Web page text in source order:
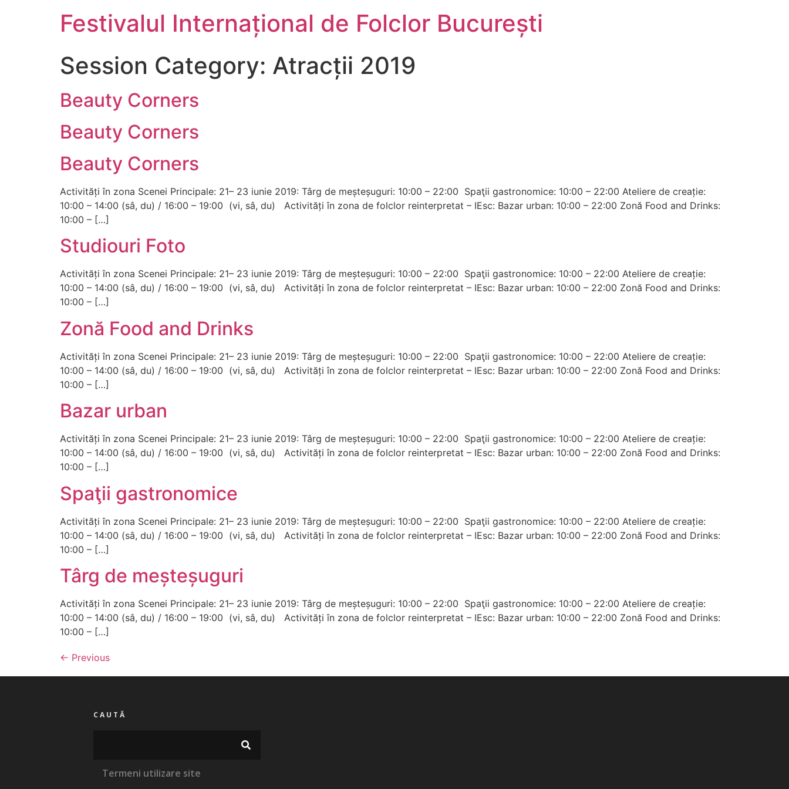
Festivalul Internațional de Folclor București
Session Category: Atracții 2019
Beauty Corners
Beauty Corners
Beauty Corners
Activități în zona Scenei Principale: 21– 23 iunie 2019: Târg de meșteșuguri: 10:00 – 22:00 Spaţii gastronomice: 10:00 – 22:00 Ateliere de creație:
10:00 – 14:00 (sâ, du) / 16:00 – 19:00 (vi, sâ, du) Activități în zona de folclor reinterpretat – IEsc: Bazar urban: 10:00 – 22:00 Zonă Food and Drinks:
10:00 – […]
Studiouri Foto
Activități în zona Scenei Principale: 21– 23 iunie 2019: Târg de meșteșuguri: 10:00 – 22:00 Spaţii gastronomice: 10:00 – 22:00 Ateliere de creație:
10:00 – 14:00 (sâ, du) / 16:00 – 19:00 (vi, sâ, du) Activități în zona de folclor reinterpretat – IEsc: Bazar urban: 10:00 – 22:00 Zonă Food and Drinks:
10:00 – […]
Zonă Food and Drinks
Activități în zona Scenei Principale: 21– 23 iunie 2019: Târg de meșteșuguri: 10:00 – 22:00 Spaţii gastronomice: 10:00 – 22:00 Ateliere de creație:
10:00 – 14:00 (sâ, du) / 16:00 – 19:00 (vi, sâ, du) Activități în zona de folclor reinterpretat – IEsc: Bazar urban: 10:00 – 22:00 Zonă Food and Drinks:
10:00 – […]
Bazar urban
Activități în zona Scenei Principale: 21– 23 iunie 2019: Târg de meșteșuguri: 10:00 – 22:00 Spaţii gastronomice: 10:00 – 22:00 Ateliere de creație:
10:00 – 14:00 (sâ, du) / 16:00 – 19:00 (vi, sâ, du) Activități în zona de folclor reinterpretat – IEsc: Bazar urban: 10:00 – 22:00 Zonă Food and Drinks:
10:00 – […]
Spaţii gastronomice
Activități în zona Scenei Principale: 21– 23 iunie 2019: Târg de meșteșuguri: 10:00 – 22:00 Spaţii gastronomice: 10:00 – 22:00 Ateliere de creație:
10:00 – 14:00 (sâ, du) / 16:00 – 19:00 (vi, sâ, du) Activități în zona de folclor reinterpretat – IEsc: Bazar urban: 10:00 – 22:00 Zonă Food and Drinks:
10:00 – […]
Târg de meșteșuguri
Activități în zona Scenei Principale: 21– 23 iunie 2019: Târg de meșteșuguri: 10:00 – 22:00 Spaţii gastronomice: 10:00 – 22:00 Ateliere de creație:
10:00 – 14:00 (sâ, du) / 16:00 – 19:00 (vi, sâ, du) Activități în zona de folclor reinterpretat – IEsc: Bazar urban: 10:00 – 22:00 Zonă Food and Drinks:
10:00 – […]
← Previous
CAUTĂ
Termeni utilizare site